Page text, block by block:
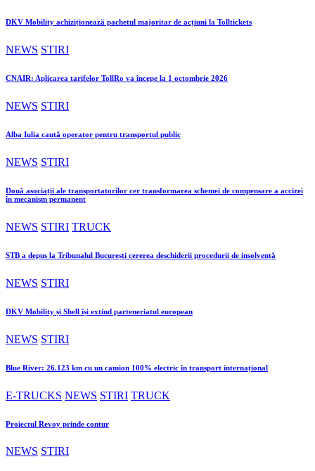
DKV Mobility achiziționează pachetul majoritar de acțiuni la Tolltickets
NEWS STIRI
CNAIR: Aplicarea tarifelor TollRo va începe la 1 octombrie 2026
NEWS STIRI
Alba Iulia caută operator pentru transportul public
NEWS STIRI
Două asociații ale transportatorilor cer transformarea schemei de compensare a accizei
în mecanism permanent
NEWS STIRI TRUCK
STB a depus la Tribunalul București cererea deschiderii procedurii de insolvență
NEWS STIRI
DKV Mobility și Shell își extind parteneriatul european
NEWS STIRI
Blue River: 26.123 km cu un camion 100% electric în transport internațional
E-TRUCKS NEWS STIRI TRUCK
Proiectul Revoy prinde contur
NEWS STIRI